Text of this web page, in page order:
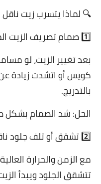
🔍 لماذا يتسرب زيت ناقل
1️⃣ صمام تصريف الزيت المفكوك أو التالف
بعد تغيير الزيت، لو
كويس أو اتشدت زيادة عن
بالتدريج.
الحل: شد الصمام بشكل
2️⃣ تشقق أو تلف جلود ناقل الحركة (Seals)
مع الزمن والحرارة
تتشقق الجلود ويبدأ